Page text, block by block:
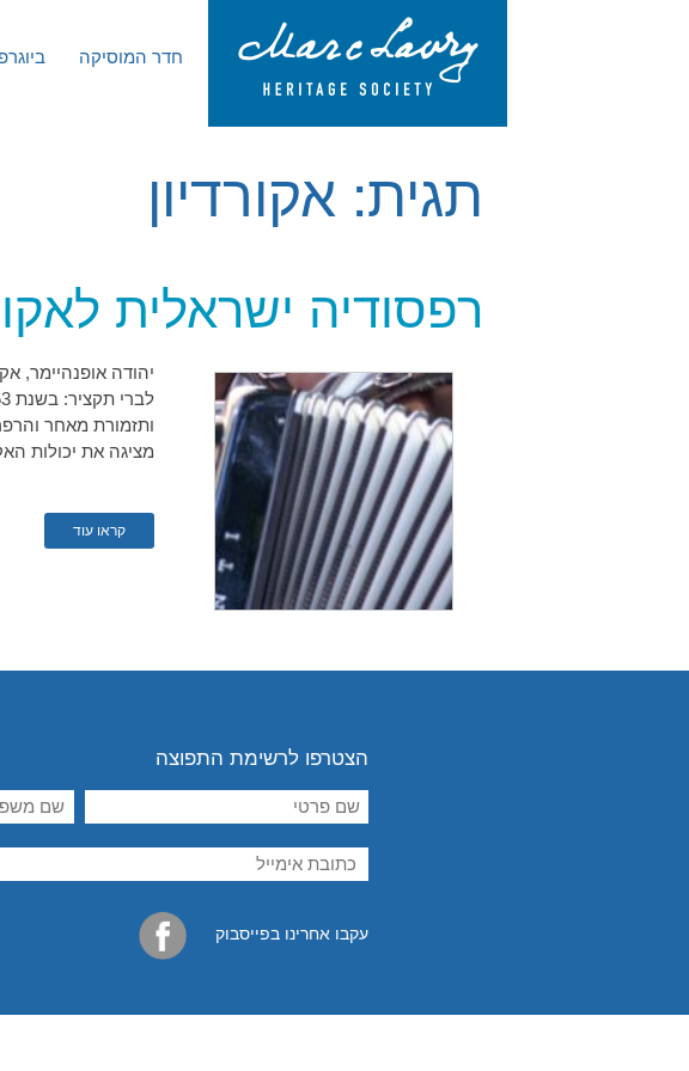
חדר המוסיקה
תגית: אקורדיון
רפסודיה ישראלית
ותזמורת מאחר
מציגה את יכולות
קראו עוד
הצטרפו לרשימת התפוצה
עקבו אחרינו בפייסבוק